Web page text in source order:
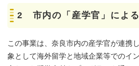
2 市内の「産学官」によ
この事業は、奈良市内の産学官が連携
象として海外留学と地域企業等でのイ